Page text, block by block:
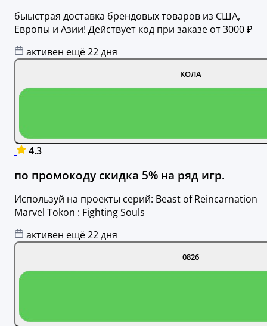
быыстрая доставка брендовых товаров из США,
Европы и Азии! Действует код при заказе от 3000 ₽
активен ещё 22 дня
КОЛА
4.3
по промокоду скидка 5% на ряд игр.
Используй на проекты серий: Beast of Reincarnation
Marvel Tokon : Fighting Souls
активен ещё 22 дня
0826